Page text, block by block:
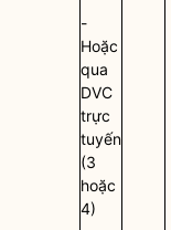
-
Hoặc
qua
DVC
trực
tuyến
(3
hoặc
4)